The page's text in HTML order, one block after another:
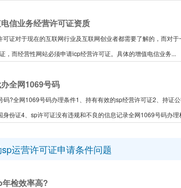
信业务经营许可证资质
可证对于现在的互联网行业及互联网创业者都需要了解的，而对
，而经营性网站必须申请icp经营许可证。具体的增值电信业务...
全网1069号码
码?全网1069号码办理条件1、持有有效的sp经营许可证2、持证
身份证4、sp许可证没有违规和不良的信息记录全网1069号码办理
运营许可证申请条件问题
检效率高?